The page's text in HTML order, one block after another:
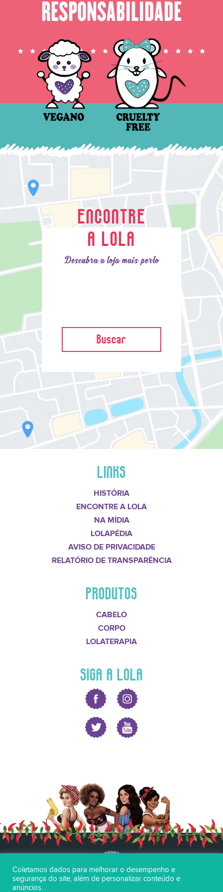
RESPONSABILIDADE
ENCONTRE
A LOLA
Descubra a loja mais perto
Buscar
LINKS
HISTÓRIA
ENCONTRE A LOLA
NA MÍDIA
LOLAPÉDIA
AVISO DE PRIVACIDADE
RELATÓRIO DE TRANSPARÊNCIA
PRODUTOS
CABELO
CORPO
LOLATERAPIA
SIGA A LOLA
Coletamos dados para melhorar o desempenho e
segurança do site, além de personalizar conteúdo e
anúncios.